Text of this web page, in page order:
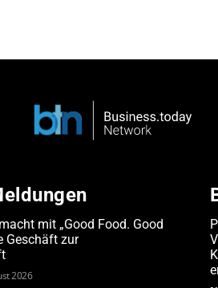
mit „Good Food. Good
Geschäft zur
2026